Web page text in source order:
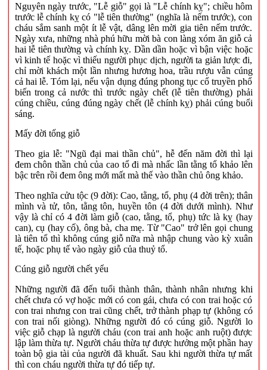
Nguyên ngày trước, "Lễ giỗ" gọi là "Lễ chính kỵ"; chiều hôm
trước lễ chính kỵ có "lễ tiên thường" (nghĩa là nếm trước), con
cháu sắm sanh một ít lễ vật, dâng lên mời gia tiên nếm trước.
Ngày xưa, những nhà phú hữu mời bà con làng xóm ăn giỗ cả
hai lễ tiên thường và chính kỵ. Dần dần hoặc vì bận việc hoặc
vì kinh tế hoặc vì thiếu người phục dịch, người ta giản lược đi,
chỉ mời khách một lần nhưng hương hoa, trầu rượu vẫn cúng
cả hai lễ. Tóm lại, nếu vận dụng đúng phong tục cổ truyền phổ
biến trong cả nước thì trước ngày chết (lễ tiên thường) phải
cúng chiều, cúng đúng ngày chết (lễ chính kỵ) phải cúng buổi
sáng.
Mấy đời tống giỗ
Theo gia lễ: "Ngũ đại mai thần chủ", hễ đến năm đời thì lại
đem chôn thần chủ của cao tổ đi mà nhấc lần tằng tổ khảo lên
bậc trên rồi đem ông mới mất mà thế vào thần chủ ông khảo.
Theo nghĩa cửu tộc (9 đời): Cao, tằng, tổ, phụ (4 đời trên); thân
mình và tử, tôn, tằng tôn, huyền tôn (4 đời dưới mình). Như
vậy là chỉ có 4 đời làm giỗ (cao, tằng, tổ, phụ) tức là kỵ (hay
can), cụ (hay cố), ông bà, cha mẹ. Từ "Cao" trở lên gọi chung
là tiên tổ thì không cúng giỗ nữa mà nhập chung vào kỳ xuân
tế, hoặc phụ tế vào ngày giỗ của thuỷ tổ.
Cúng giỗ người chết yểu
Những người đã đến tuổi thành thân, thành nhân nhưng khi
chết chưa có vợ hoặc mới có con gái, chưa có con trai hoặc có
con trai nhưng con trai cũng chết, trở thành phạp tự (không có
con trai nối giòng). Những người đó có cúng giỗ. Người lo
việc giỗ chạp là người cháu (con trai anh hoặc anh ruột) được
lập làm thừa tự. Người cháu thừa tự được hưởng một phần hay
toàn bộ gia tài của người đã khuất. Sau khi người thừa tự mất
thì con cháu người thừa tự đó tiếp tự.